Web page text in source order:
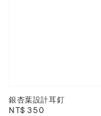
銀杏葉設計耳釘
Regular
NT$ 350